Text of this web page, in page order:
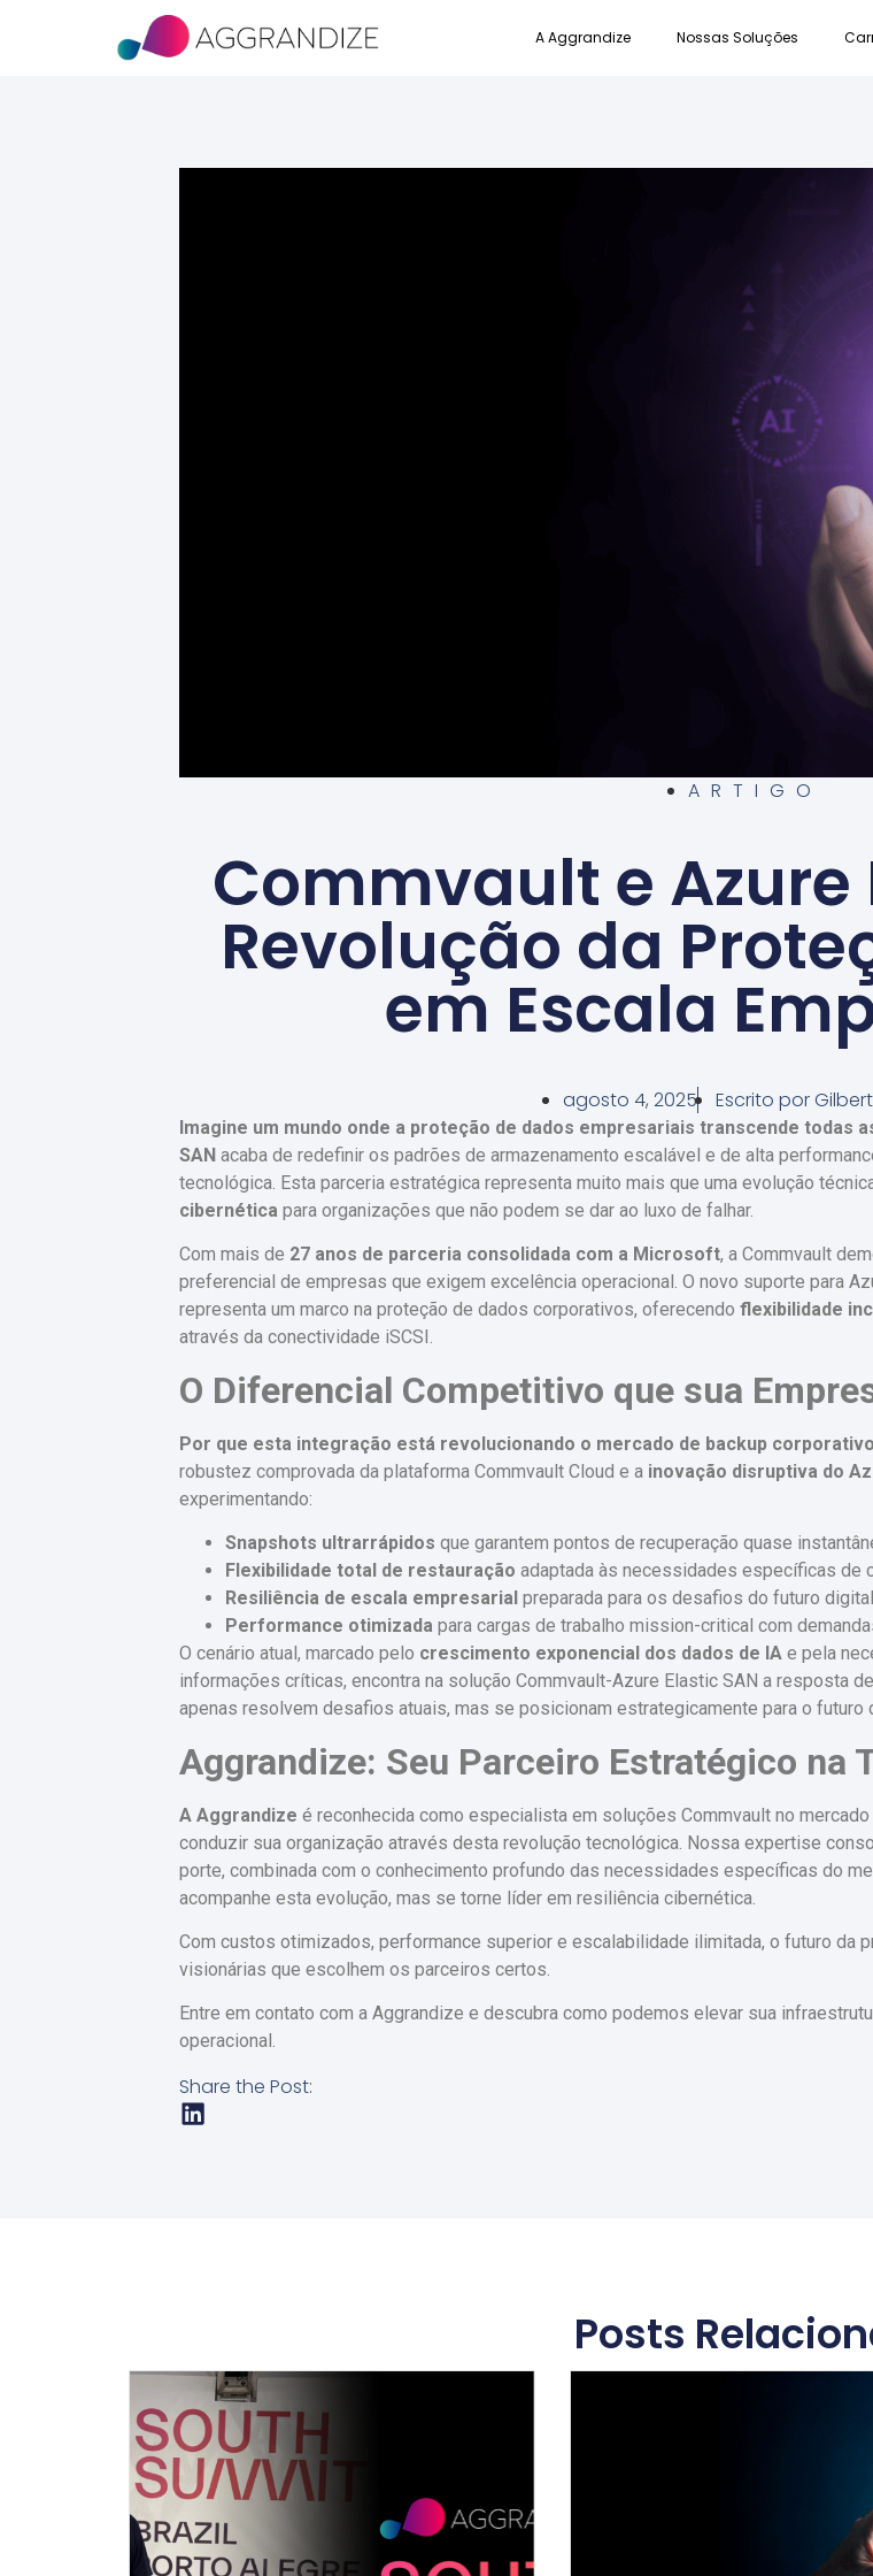
A Aggrandize Nossas Soluções
ARTIGO
Commvault e Azure
Revolução da
em Escala
agosto 4, 2025 Escrito por
Imagine um mundo onde a proteção de dados empresariais transcende todas
SAN acaba de redefinir os padrões de armazenamento escalável e de alta
tecnológica. Esta parceria estratégica representa muito mais que uma evolução
cibernética para organizações que não podem se dar ao luxo de falhar.
Com mais de 27 anos de parceria consolidada com a Microsoft, a Commvault
preferencial de empresas que exigem excelência operacional. O novo suporte para
representa um marco na proteção de dados corporativos, oferecendoflexibilidade
através da conectividade iSCSI.
O Diferencial Competitivo que sua
Por que esta integração está revolucionando o mercado de backup
robustez comprovada da plataforma Commvault Cloud e a inovação disruptiva do
experimentando:
Snapshots ultrarrápidos que garantem pontos de recuperação quase
Flexibilidade total de restauração adaptada às necessidades específicas de
Resiliência de escala empresarial preparada para os desafios do futuro digital
Performance otimizada para cargas de trabalho mission-critical com
O cenário atual, marcado pelo crescimento exponencial dos dados de IA e pela
informações críticas, encontra na solução Commvault-Azure Elastic SAN a resposta
apenas resolvem desafios atuais, mas se posicionam estrategicamente para o
Aggrandize: Seu Parceiro Estratégico na
A Aggrandize é reconhecida como especialista em soluções Commvault no
conduzir sua organização através desta revolução tecnológica. Nossa expertise
porte, combinada com o conhecimento profundo das necessidades específicas do
acompanhe esta evolução, mas se torne líder em resiliência cibernética.
Com custos otimizados, performance superior e escalabilidade ilimitada, o futuro da
visionárias que escolhem os parceiros certos.
Entre em contato com a Aggrandize e descubra como podemos elevar sua
operacional.
Share the Post:
Posts